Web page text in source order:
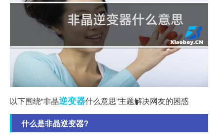
以下围绕“非晶逆变器什么意思”主题解决网友的困惑
什么是非晶逆变器?